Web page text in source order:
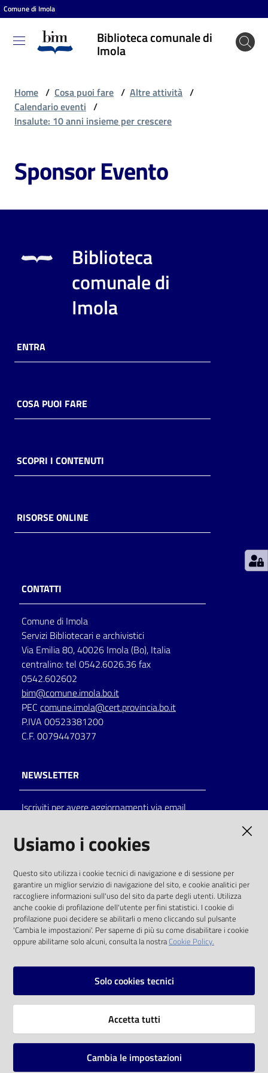
Vai al contenuto
Vai alla navigazione
Vai al footer
Comune di Imola
Biblioteca comunale di
Imola
Biblioteca
comunale
Cosa
fare
Scopri
online
Piani
Decentrate
Seguici
su
on line
Eventi
Chiedi al
bibliotecario
Avvisi
Home / Cosa puoi fare / Altre attività /
Calendario eventi /
Insalute: 10 anni insieme per crescere
Sponsor Evento
Biblioteca
comunale di
Imola
ENTRA
COSA PUOI FARE
SCOPRI I CONTENUTI
RISORSE ONLINE
CONTATTI
Comune di Imola
Servizi Bibliotecari e archivistici
Via Emilia 80, 40026 Imola (Bo), Italia
centralino: tel 0542.6026.36 fax
0542.602602
bim@comune.imola.bo.it
PEC comune.imola@cert.provincia.bo.it
P.IVA 00523381200
C.F. 00794470377
NEWSLETTER
Iscriviti per avere aggiornamenti via email
solo alle condizioni previste dalla direttiva
comunitaria 2003/98/CE e dal d.lgs. 36/2006
SOCIAL
Instagram
Vai alla pagina
Usiamo i cookies
Questo sito utilizza i cookie tecnici di navigazione e di sessione per
garantire un miglior servizio di navigazione del sito, e cookie analitici per
raccogliere informazioni sull'uso del sito da parte degli utenti. Utilizza
anche cookie di profilazione dell'utente per fini statistici. I cookie di
profilazione puoi decidere se abilitarli o meno cliccando sul pulsante
'Cambia le impostazioni'. Per saperne di più su come disabilitare i cookie
oppure abilitarne solo alcuni, consulta la nostraCookie Policy.
Solo cookies tecnici
Accetta tutti
Cambia le impostazioni